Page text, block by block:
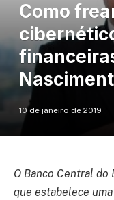
Como
10 de janeiro de 2019
O Banco Central
que estabelece